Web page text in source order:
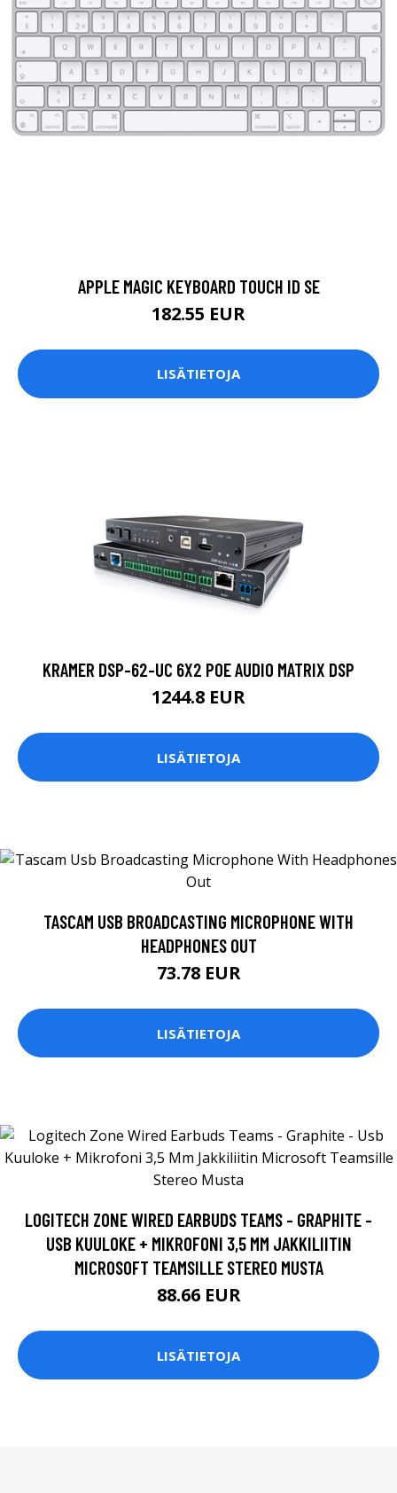
APPLE MAGIC KEYBOARD TOUCH ID SE
182.55 EUR
LISÄTIETOJA
KRAMER DSP-62-UC 6X2 POE AUDIO MATRIX DSP
1244.8 EUR
LISÄTIETOJA
TASCAM USB BROADCASTING MICROPHONE WITH
HEADPHONES OUT
73.78 EUR
LISÄTIETOJA
LOGITECH ZONE WIRED EARBUDS TEAMS - GRAPHITE -
USB KUULOKE + MIKROFONI 3,5 MM JAKKILIITIN
MICROSOFT TEAMSILLE STEREO MUSTA
88.66 EUR
LISÄTIETOJA